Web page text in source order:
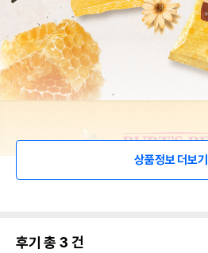
상품정보 더보기
후기 총 3 건